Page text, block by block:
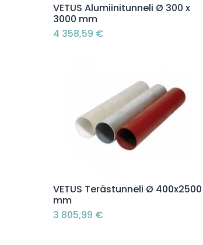
Lisää ostoskoriin
VETUS Alumiinitunneli Ø 300 x
3000 mm
4 358,59 €
Lisää ostoskoriin
VETUS Terästunneli Ø 400x2500
mm
3 805,99 €